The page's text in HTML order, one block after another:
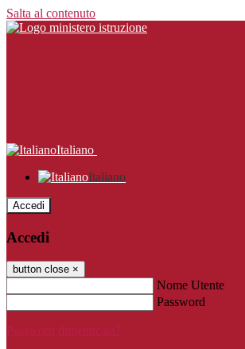
Salta al contenuto
Italiano
Italiano
Accedi
Accedi
button close ×
Nome Utente
Password
Password dimenticata?